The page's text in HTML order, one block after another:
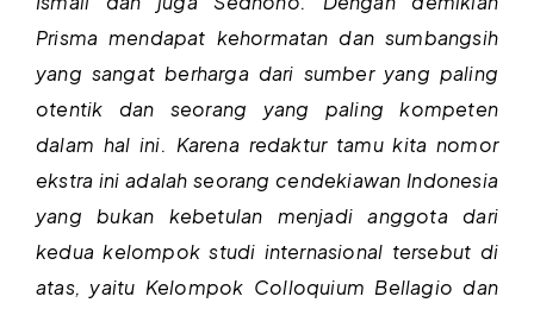
Prisma mendapat kehormatan dan sumbangsih
yang sangat berharga dari sumber yang paling
otentik dan seorang yang paling kompeten
dalam hal ini. Karena redaktur tamu kita nomor
ekstra ini adalah seorang cendekiawan Indonesia
yang bukan kebetulan menjadi anggota dari
kedua kelompok studi internasional tersebut di
atas, yaitu Kelompok Colloquium Bellagio dan